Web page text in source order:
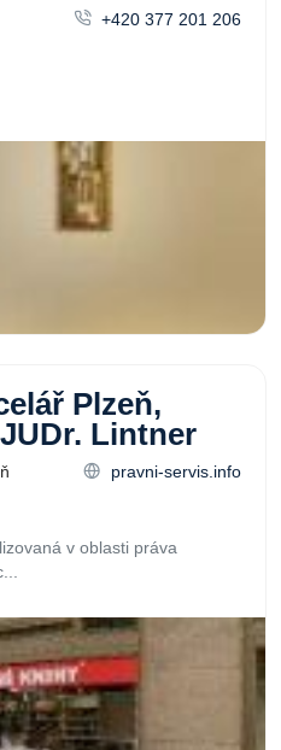
+420 377 201 206
Plzeň,
Lintner
pravni-servis.info
v oblasti práva